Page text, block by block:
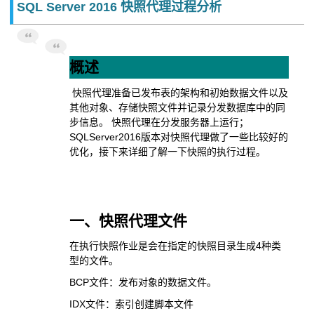
SQL Server 2016 快照代理过程分析
概述
快照代理准备已发布表的架构和初始数据文件以及
其他对象、存储快照文件并记录分发数据库中的同
步信息。 快照代理在分发服务器上运行；
SQLServer2016版本对快照代理做了一些比较好的
优化，接下来详细了解一下快照的执行过程。
一、快照代理文件
在执行快照作业是会在指定的快照目录生成4种类
型的文件。
BCP文件：发布对象的数据文件。
IDX文件：索引创建脚本文件